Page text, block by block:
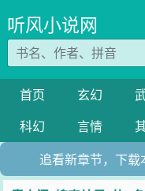
听风小说网
首页 玄幻
科幻
言情
追看新章节，下载